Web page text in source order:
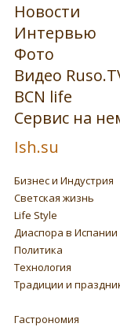
Новости
Интервью
Фото
Видео
BCN life
Сервис на
Ish.su
Бизнес и Индустрия
Светская жизнь
Life Style
Диаспора в Испании
Политика
Технология
Традиции и
Гастрономия